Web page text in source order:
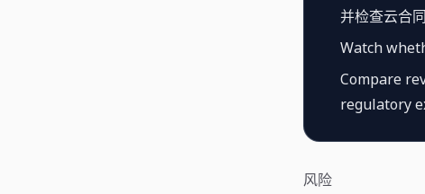
并检查云合
Watch
Compare
regulatory
风险